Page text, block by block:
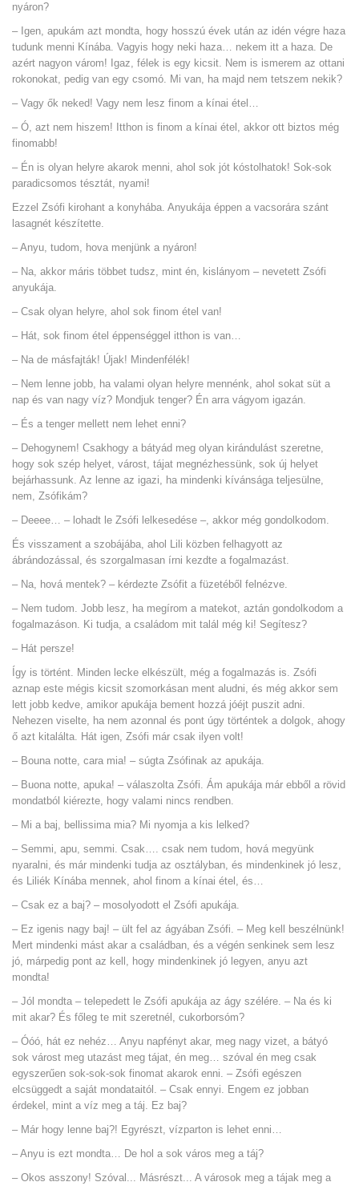
nyáron?
– Igen, apukám azt mondta, hogy hosszú évek után az idén végre haza
tudunk menni Kínába. Vagyis hogy neki haza… nekem itt a haza. De
azért nagyon várom! Igaz, félek is egy kicsit. Nem is ismerem az ottani
rokonokat, pedig van egy csomó. Mi van, ha majd nem tetszem nekik?
– Vagy ők neked! Vagy nem lesz finom a kínai étel…
– Ó, azt nem hiszem! Itthon is finom a kínai étel, akkor ott biztos még
finomabb!
– Én is olyan helyre akarok menni, ahol sok jót kóstolhatok! Sok-sok
paradicsomos tésztát, nyami!
Ezzel Zsófi kirohant a konyhába. Anyukája éppen a vacsorára szánt
lasagnét készítette.
– Anyu, tudom, hova menjünk a nyáron!
– Na, akkor máris többet tudsz, mint én, kislányom – nevetett Zsófi
anyukája.
– Csak olyan helyre, ahol sok finom étel van!
– Hát, sok finom étel éppenséggel itthon is van…
– Na de másfajták! Újak! Mindenfélék!
– Nem lenne jobb, ha valami olyan helyre mennénk, ahol sokat süt a
nap és van nagy víz? Mondjuk tenger? Én arra vágyom igazán.
– És a tenger mellett nem lehet enni?
– Dehogynem! Csakhogy a bátyád meg olyan kirándulást szeretne,
hogy sok szép helyet, várost, tájat megnézhessünk, sok új helyet
bejárhassunk. Az lenne az igazi, ha mindenki kívánsága teljesülne,
nem, Zsófikám?
– Deeee… – lohadt le Zsófi lelkesedése –, akkor még gondolkodom.
És visszament a szobájába, ahol Lili közben felhagyott az
ábrándozással, és szorgalmasan írni kezdte a fogalmazást.
– Na, hová mentek? – kérdezte Zsófit a füzetéből felnézve.
– Nem tudom. Jobb lesz, ha megírom a matekot, aztán gondolkodom a
fogalmazáson. Ki tudja, a családom mit talál még ki! Segítesz?
– Hát persze!
Így is történt. Minden lecke elkészült, még a fogalmazás is. Zsófi
aznap este mégis kicsit szomorkásan ment aludni, és még akkor sem
lett jobb kedve, amikor apukája bement hozzá jóéjt puszit adni.
Nehezen viselte, ha nem azonnal és pont úgy történtek a dolgok, ahogy
ő azt kitalálta. Hát igen, Zsófi már csak ilyen volt!
– Bouna notte, cara mia! – súgta Zsófinak az apukája.
– Buona notte, apuka! – válaszolta Zsófi. Ám apukája már ebből a rövid
mondatból kiérezte, hogy valami nincs rendben.
– Mi a baj, bellissima mia? Mi nyomja a kis lelked?
– Semmi, apu, semmi. Csak…. csak nem tudom, hová megyünk
nyaralni, és már mindenki tudja az osztályban, és mindenkinek jó lesz,
és Liliék Kínába mennek, ahol finom a kínai étel, és…
– Csak ez a baj? – mosolyodott el Zsófi apukája.
– Ez igenis nagy baj! – ült fel az ágyában Zsófi. – Meg kell beszélnünk!
Mert mindenki mást akar a családban, és a végén senkinek sem lesz
jó, márpedig pont az kell, hogy mindenkinek jó legyen, anyu azt
mondta!
– Jól mondta – telepedett le Zsófi apukája az ágy szélére. – Na és ki
mit akar? És főleg te mit szeretnél, cukorborsóm?
– Óóó, hát ez nehéz… Anyu napfényt akar, meg nagy vizet, a bátyó
sok várost meg utazást meg tájat, én meg… szóval én meg csak
egyszerűen sok-sok-sok finomat akarok enni. – Zsófi egészen
elcsüggedt a saját mondataitól. – Csak ennyi. Engem ez jobban
érdekel, mint a víz meg a táj. Ez baj?
– Már hogy lenne baj?! Egyrészt, vízparton is lehet enni…
– Anyu is ezt mondta… De hol a sok város meg a táj?
– Okos asszony! Szóval... Másrészt... A városok meg a tájak meg a